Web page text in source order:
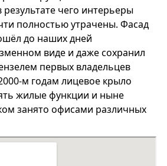
результате чего интерьеры
полностью утрачены. Фасад
до наших дней
виде и даже сохранил
первых владельцев
м годам лицевое крыло
жилые функции и ныне
занято офисами различных